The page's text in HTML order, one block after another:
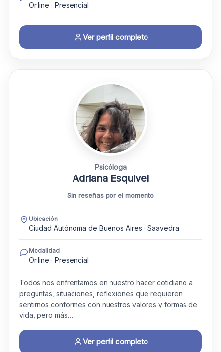
Online · Presencial
Ver perfil completo
Psicóloga
Adriana Esquivel
Sin reseñas por el momento
Ubicación
Ciudad Autónoma de Buenos Aires · Saavedra
Modalidad
Online · Presencial
Todos nos enfrentamos en nuestro hacer cotidiano a
preguntas, situaciones, reflexiones que requieren
sentirnos conformes con nuestros valores y formas de
vida, pero más…
Ver perfil completo